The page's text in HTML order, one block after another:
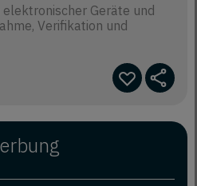
Geräte und
Verifikation und